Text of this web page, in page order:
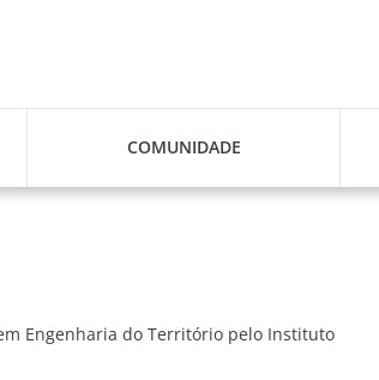
COMUNIDADE
Engenharia do Território pelo Instituto